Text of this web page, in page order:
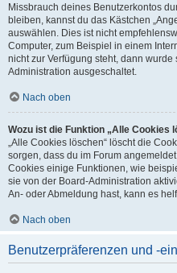
Missbrauch deines Benutzerkontos
bleiben, kannst du das Kästchen
auswählen. Dies ist nicht
Computer, zum Beispiel in einem
nicht zur Verfügung steht, dann
Administration ausgeschaltet.
Nach oben
Wozu ist die Funktion „Alle Cookies
„Alle Cookies löschen“ löscht die
sorgen, dass du im Forum
Cookies einige Funktionen, wie
sie von der Board-Administration
An- oder Abmeldung hast, kann es
Nach oben
Benutzerpräferenzen und -